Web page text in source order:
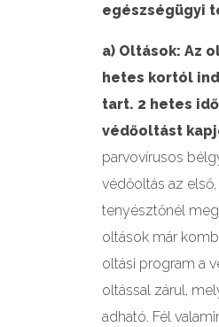
egészségügyi
a) Oltások: Az
hetes kortól
tart. 2 hetes
védőoltást
parvovírusos
védőoltás az
tenyésztőnél
oltások már
oltási program a
oltással zárul,
adható. Fél